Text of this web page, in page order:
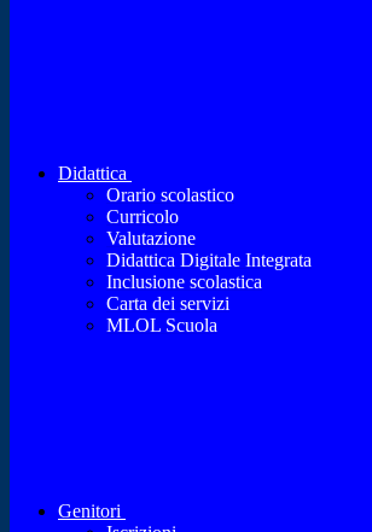
Didattica
Orario scolastico
Curricolo
Valutazione
Didattica Digitale Integrata
Inclusione scolastica
Carta dei servizi
MLOL Scuola
Genitori